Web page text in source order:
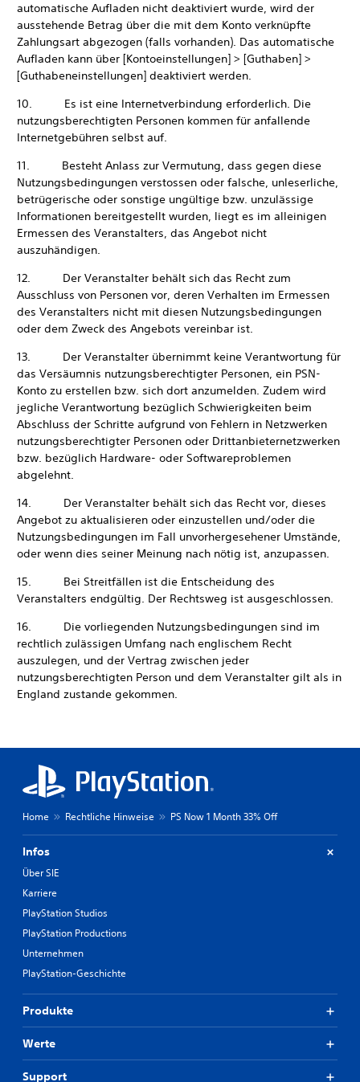
automatische Aufladen nicht deaktiviert wurde, wird der
ausstehende Betrag über die mit dem Konto verknüpfte
Zahlungsart abgezogen (falls vorhanden). Das automatische
Aufladen kann über [Kontoeinstellungen] > [Guthaben] >
[Guthabeneinstellungen] deaktiviert werden.
10. Es ist eine Internetverbindung erforderlich. Die
nutzungsberechtigten Personen kommen für anfallende
Internetgebühren selbst auf.
11. Besteht Anlass zur Vermutung, dass gegen diese
Nutzungsbedingungen verstossen oder falsche, unleserliche,
betrügerische oder sonstige ungültige bzw. unzulässige
Informationen bereitgestellt wurden, liegt es im alleinigen
Ermessen des Veranstalters, das Angebot nicht
auszuhändigen.
12. Der Veranstalter behält sich das Recht zum
Ausschluss von Personen vor, deren Verhalten im Ermessen
des Veranstalters nicht mit diesen Nutzungsbedingungen
oder dem Zweck des Angebots vereinbar ist.
13. Der Veranstalter übernimmt keine Verantwortung für
das Versäumnis nutzungsberechtigter Personen, ein PSN-
Konto zu erstellen bzw. sich dort anzumelden. Zudem wird
jegliche Verantwortung bezüglich Schwierigkeiten beim
Abschluss der Schritte aufgrund von Fehlern in Netzwerken
nutzungsberechtigter Personen oder Drittanbieternetzwerken
bzw. bezüglich Hardware- oder Softwareproblemen
abgelehnt.
14. Der Veranstalter behält sich das Recht vor, dieses
Angebot zu aktualisieren oder einzustellen und/oder die
Nutzungsbedingungen im Fall unvorhergesehener Umstände,
oder wenn dies seiner Meinung nach nötig ist, anzupassen.
15. Bei Streitfällen ist die Entscheidung des
Veranstalters endgültig. Der Rechtsweg ist ausgeschlossen.
16. Die vorliegenden Nutzungsbedingungen sind im
rechtlich zulässigen Umfang nach englischem Recht
auszulegen, und der Vertrag zwischen jeder
nutzungsberechtigten Person und dem Veranstalter gilt als in
England zustande gekommen.
Home Rechtliche Hinweise PS Now 1 Month 33% Off
Infos
Über SIE
Karriere
PlayStation Studios
PlayStation Productions
Unternehmen
PlayStation-Geschichte
Produkte
Werte
Support